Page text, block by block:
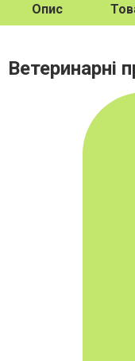
Опис
Ветеринарні